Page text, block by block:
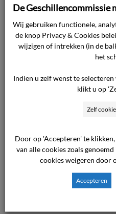
voorgevel, gezien de
achterzijde.
Het verfsysteem
van de pleisterlaag. De
> 6%, hetgeen veel te
het laatst
oude is goed. Duidelijk
vochtbelastingvan de
PleisterlaagDe
de kalzandsteen is
(door op de
De Geschillencommissie
Wij gebruiken functionele,
de knop Privacy & Cookies
wijzigen of intrekken (in de
het
Indien u zelf wenst te
klikt u op
Zelf
Door op 'Accepteren' te
van alle cookies zoals genoemd
cookies weigeren door
Accepteren